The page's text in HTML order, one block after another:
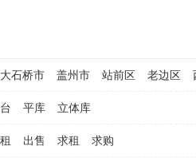
大石桥市 盖州市 站前区 老边区
平库 立体库
出售 求租 求购